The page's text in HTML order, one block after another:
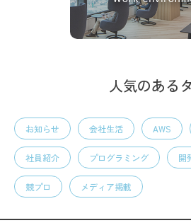
人気のある
お知らせ 会社生活 AWS
社員紹介 プログラミング 開
競プロ メディア掲載